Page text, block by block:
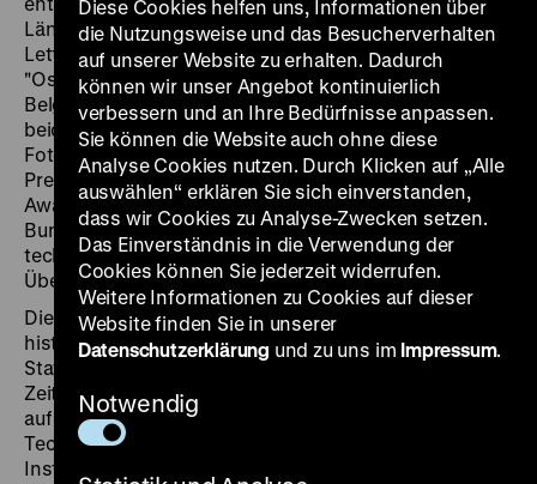
Ländern: Russland, Polen, Tschechien, der Ukraine,
Lettland und Litauen als Staaten des ehemaligen
"Ostblocks", Großbritannien, den Niederlanden und
Belgien auf Seiten des „Westens“, schließlich aus
beiden Teilen des einst geteilten Deutschlands. Die
Fotografien des zweifachen Preisträgers des World
Press Photo Awards und des Street Photography
Awards führen zu verlassenen Armeestützpunkten und
Bunkeranlagen, Truppenübungsplätzen und
technischen Installationen,
Überwachungseinrichtungen und Militärfriedhöfen.
Die Ausstellung ordnet die Fotoserie in ihren
historischen Zusammenhang ein. Thematische
Stationen gelten dem Wettrüsten im nuklearen
Zeitalter, den Schutzmaßnahmen und Vorbereitungen
auf einen befürchteten Dritten Weltkrieg, der Rolle der
Technik, dem Aufstieg der Geheimdienste sowie der
Instrumentalisierung der Geschichte im öffentlichen
Diese Cookies helfen uns, Informationen über
die Nutzungsweise und das Besucherverhalten
auf unserer Website zu erhalten. Dadurch
können wir unser Angebot kontinuierlich
verbessern und an Ihre Bedürfnisse anpassen.
Sie können die Website auch ohne diese
Analyse Cookies nutzen. Durch Klicken auf „Alle
auswählen“ erklären Sie sich einverstanden,
dass wir Cookies zu Analyse-Zwecken setzen.
Das Einverständnis in die Verwendung der
Cookies können Sie jederzeit widerrufen.
Weitere Informationen zu Cookies auf dieser
Website finden Sie in unserer
Datenschutzerklärung und zu uns im Impressum.
Notwendig